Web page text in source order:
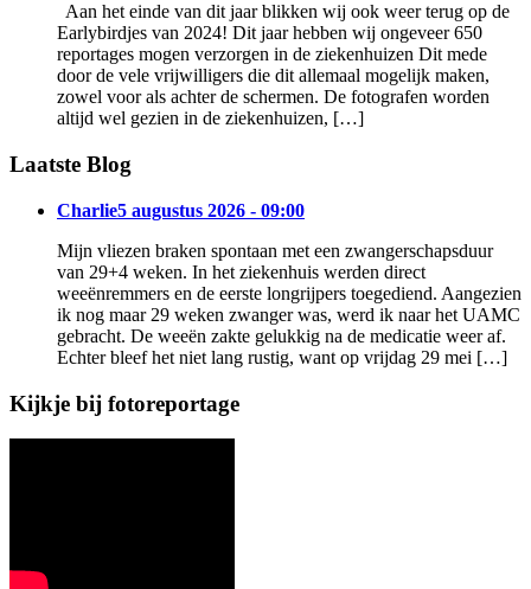
Aan het einde van dit jaar blikken wij ook weer terug op de
Earlybirdjes van 2024! Dit jaar hebben wij ongeveer 650
reportages mogen verzorgen in de ziekenhuizen Dit mede
door de vele vrijwilligers die dit allemaal mogelijk maken,
zowel voor als achter de schermen. De fotografen worden
altijd wel gezien in de ziekenhuizen, […]
Laatste Blog
Charlie5 augustus 2026 - 09:00
Mijn vliezen braken spontaan met een zwangerschapsduur
van 29+4 weken. In het ziekenhuis werden direct
weeënremmers en de eerste longrijpers toegediend. Aangezien
ik nog maar 29 weken zwanger was, werd ik naar het UAMC
gebracht. De weeën zakte gelukkig na de medicatie weer af.
Echter bleef het niet lang rustig, want op vrijdag 29 mei […]
Kijkje bij fotoreportage